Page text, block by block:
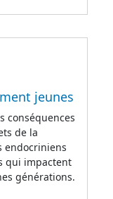
jeunes
conséquences
de la
endocriniens
qui impactent
générations.